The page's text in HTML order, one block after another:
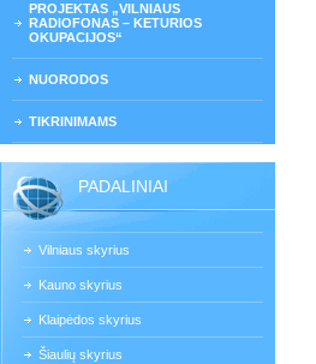
PROJEKTAS „VILNIAUS
RADIOFONAS – KETURIOS
OKUPACIJOS“
NUORODOS
TIKRINIMAMS
PADALINIAI
Vilniaus skyrius
Kauno skyrius
Klaipėdos skyrius
Šiaulių skyrius